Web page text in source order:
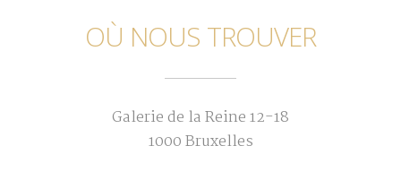
OÙ NOUS TROUVER
Galerie de la Reine 12-18
1000 Bruxelles